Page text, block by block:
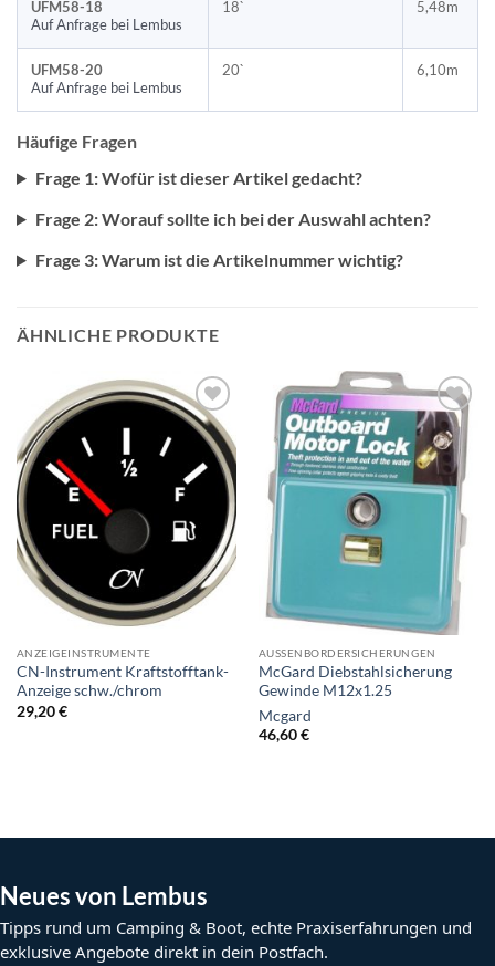
UFM58-18
Auf Anfrage bei Lembus
18` 5,48m
UFM58-20
Auf Anfrage bei Lembus
20` 6,10m
Häufige Fragen
Frage 1: Wofür ist dieser Artikel gedacht?
Frage 2: Worauf sollte ich bei der Auswahl achten?
Frage 3: Warum ist die Artikelnummer wichtig?
ÄHNLICHE PRODUKTE
ANZEIGEINSTRUMENTE
CN-Instrument Kraftstofftank-
Anzeige schw./chrom
29,20€
AUSSENBORDERSICHERUNGEN
McGard Diebstahlsicherung
Gewinde M12x1.25
Mcgard
46,60€
Neues von Lembus
Tipps rund um Camping & Boot, echte Praxiserfahrungen und
exklusive Angebote direkt in dein Postfach.